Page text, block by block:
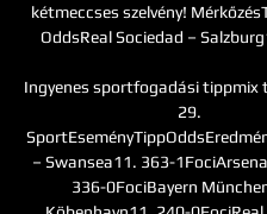
kétmeccses szelvény!
OddsReal Sociedad –
Ingyenes sportfogadási tippmix
29.
– Swansea11. 363-
336-0FociBayern